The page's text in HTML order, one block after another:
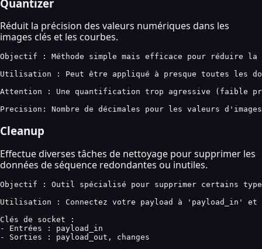
Quantizer
Réduit la précision des valeurs numériques dans les
images clés et les courbes.
Objectif : Méthode simple mais efficace pour réduire
Utilisation : Peut être appliqué à presque toutes les
Attention : Une quantification trop agressive (faible
Precision: Nombre de décimales pour les valeurs
Cleanup
Effectue diverses tâches de nettoyage pour supprimer les
données de séquence redondantes ou inutiles.
Objectif : Outil spécialisé pour supprimer certains types
Utilisation : Connectez votre payload à 'payload_in'
Clés de socket :
- Entrées : payload_in
- Sorties : payload_out, changes